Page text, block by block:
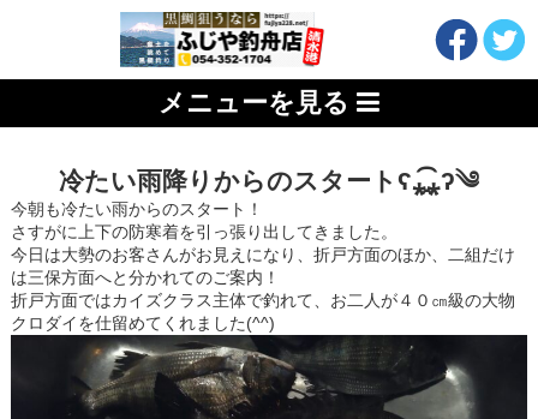
メニューを見る
冷たい雨降りからのスタートʕ⁎̯͡⁎ʔ༄
今朝も冷たい雨からのスタート！
さすがに上下の防寒着を引っ張り出してきました。
今日は大勢のお客さんがお見えになり、折戸方面のほか、二組だけ
は三保方面へと分かれてのご案内！
折戸方面ではカイズクラス主体で釣れて、お二人が４０㎝級の大物
クロダイを仕留めてくれました(^^)